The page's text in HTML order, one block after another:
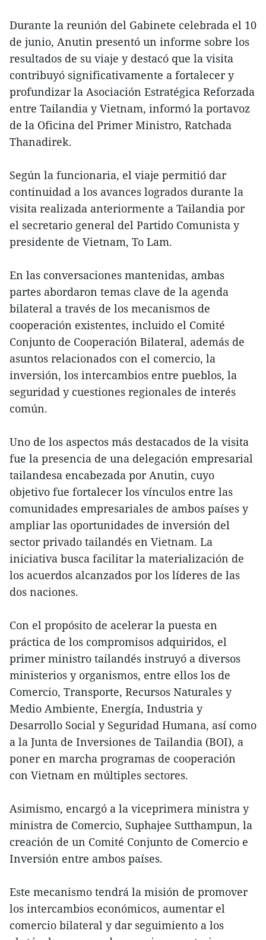
Durante la reunión del Gabinete celebrada el 10
de junio, Anutin presentó un informe sobre los
resultados de su viaje y destacó que la visita
contribuyó significativamente a fortalecer y
profundizar la Asociación Estratégica Reforzada
entre Tailandia y Vietnam, informó la portavoz
de la Oficina del Primer Ministro, Ratchada
Thanadirek.
Según la funcionaria, el viaje permitió dar
continuidad a los avances logrados durante la
visita realizada anteriormente a Tailandia por
el secretario general del Partido Comunista y
presidente de Vietnam, To Lam.
En las conversaciones mantenidas, ambas
partes abordaron temas clave de la agenda
bilateral a través de los mecanismos de
cooperación existentes, incluido el Comité
Conjunto de Cooperación Bilateral, además de
asuntos relacionados con el comercio, la
inversión, los intercambios entre pueblos, la
seguridad y cuestiones regionales de interés
común.
Uno de los aspectos más destacados de la visita
fue la presencia de una delegación empresarial
tailandesa encabezada por Anutin, cuyo
objetivo fue fortalecer los vínculos entre las
comunidades empresariales de ambos países y
ampliar las oportunidades de inversión del
sector privado tailandés en Vietnam. La
iniciativa busca facilitar la materialización de
los acuerdos alcanzados por los líderes de las
dos naciones.
Con el propósito de acelerar la puesta en
práctica de los compromisos adquiridos, el
primer ministro tailandés instruyó a diversos
ministerios y organismos, entre ellos los de
Comercio, Transporte, Recursos Naturales y
Medio Ambiente, Energía, Industria y
Desarrollo Social y Seguridad Humana, así como
a la Junta de Inversiones de Tailandia (BOI), a
poner en marcha programas de cooperación
con Vietnam en múltiples sectores.
Asimismo, encargó a la viceprimera ministra y
ministra de Comercio, Suphajee Sutthampun, la
creación de un Comité Conjunto de Comercio e
Inversión entre ambos países.
Este mecanismo tendrá la misión de promover
los intercambios económicos, aumentar el
comercio bilateral y dar seguimiento a los